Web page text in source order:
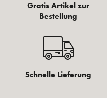
Gratis Artikel zur
Bestellung
Schnelle Lieferung